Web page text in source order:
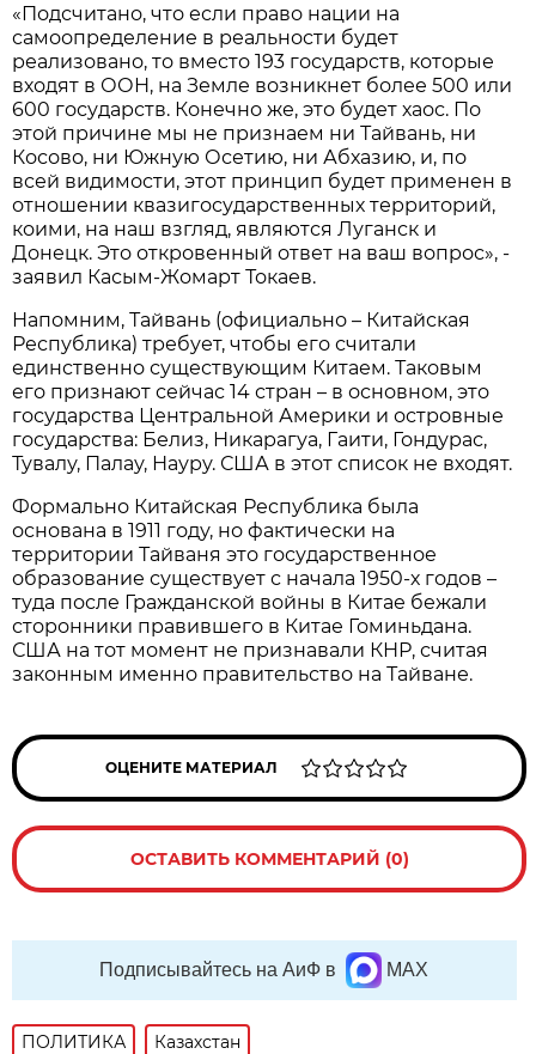
«Подсчитано, что если право нации на
самоопределение в реальности будет
реализовано, то вместо 193 государств, которые
входят в ООН, на Земле возникнет более 500 или
600 государств. Конечно же, это будет хаос. По
этой причине мы не признаем ни Тайвань, ни
Косово, ни Южную Осетию, ни Абхазию, и, по
всей видимости, этот принцип будет применен в
отношении квазигосударственных территорий,
коими, на наш взгляд, являются Луганск и
Донецк. Это откровенный ответ на ваш вопрос», -
заявил Касым-Жомарт Токаев.
Напомним, Тайвань (официально – Китайская
Республика) требует, чтобы его считали
единственно существующим Китаем. Таковым
его признают сейчас 14 стран – в основном, это
государства Центральной Америки и островные
государства: Белиз, Никарагуа, Гаити, Гондурас,
Тувалу, Палау, Науру. США в этот список не входят.
Формально Китайская Республика была
основана в 1911 году, но фактически на
территории Тайваня это государственное
образование существует с начала 1950-х годов –
туда после Гражданской войны в Китае бежали
сторонники правившего в Китае Гоминьдана.
США на тот момент не признавали КНР, считая
законным именно правительство на Тайване.
ОЦЕНИТЕ МАТЕРИАЛ
ОСТАВИТЬ КОММЕНТАРИЙ (0)
Подписывайтесь на АиФ в MAX
ПОЛИТИКА Казахстан